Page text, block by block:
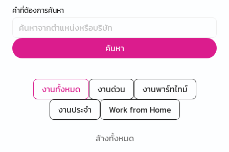
คำที่ต้องการค้นหา
ค้นหา
งานทั้งหมด งานด่วน
งานพาร์ทไทม์
งานประจำ
Work from Home
ล้างทั้งหมด